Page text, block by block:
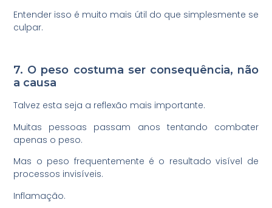
Entender isso é muito mais útil do que simplesmente se
culpar.
7. O peso costuma ser consequência, não
a causa
Talvez esta seja a reflexão mais importante.
Muitas pessoas passam anos tentando combater
apenas o peso.
Mas o peso frequentemente é o resultado visível de
processos invisíveis.
Inflamação.